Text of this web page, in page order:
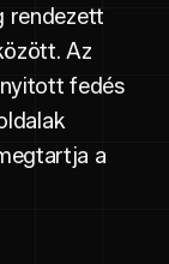
rendezett
Az
fedés
a